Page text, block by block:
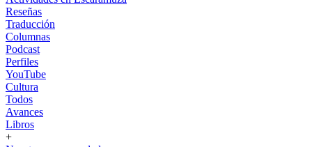
Reseñas
Traducción
Columnas
Podcast
Perfiles
YouTube
Cultura
Todos
Avances
Libros
+